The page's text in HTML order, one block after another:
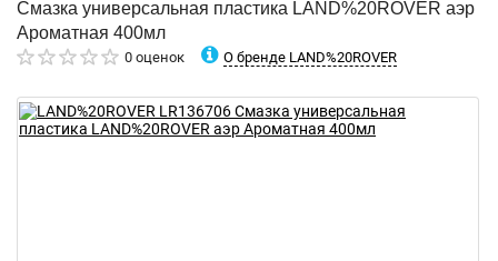
Смазка универсальная пластика LAND%20ROVER аэр
Ароматная 400мл
0 оценок О бренде LAND%20ROVER